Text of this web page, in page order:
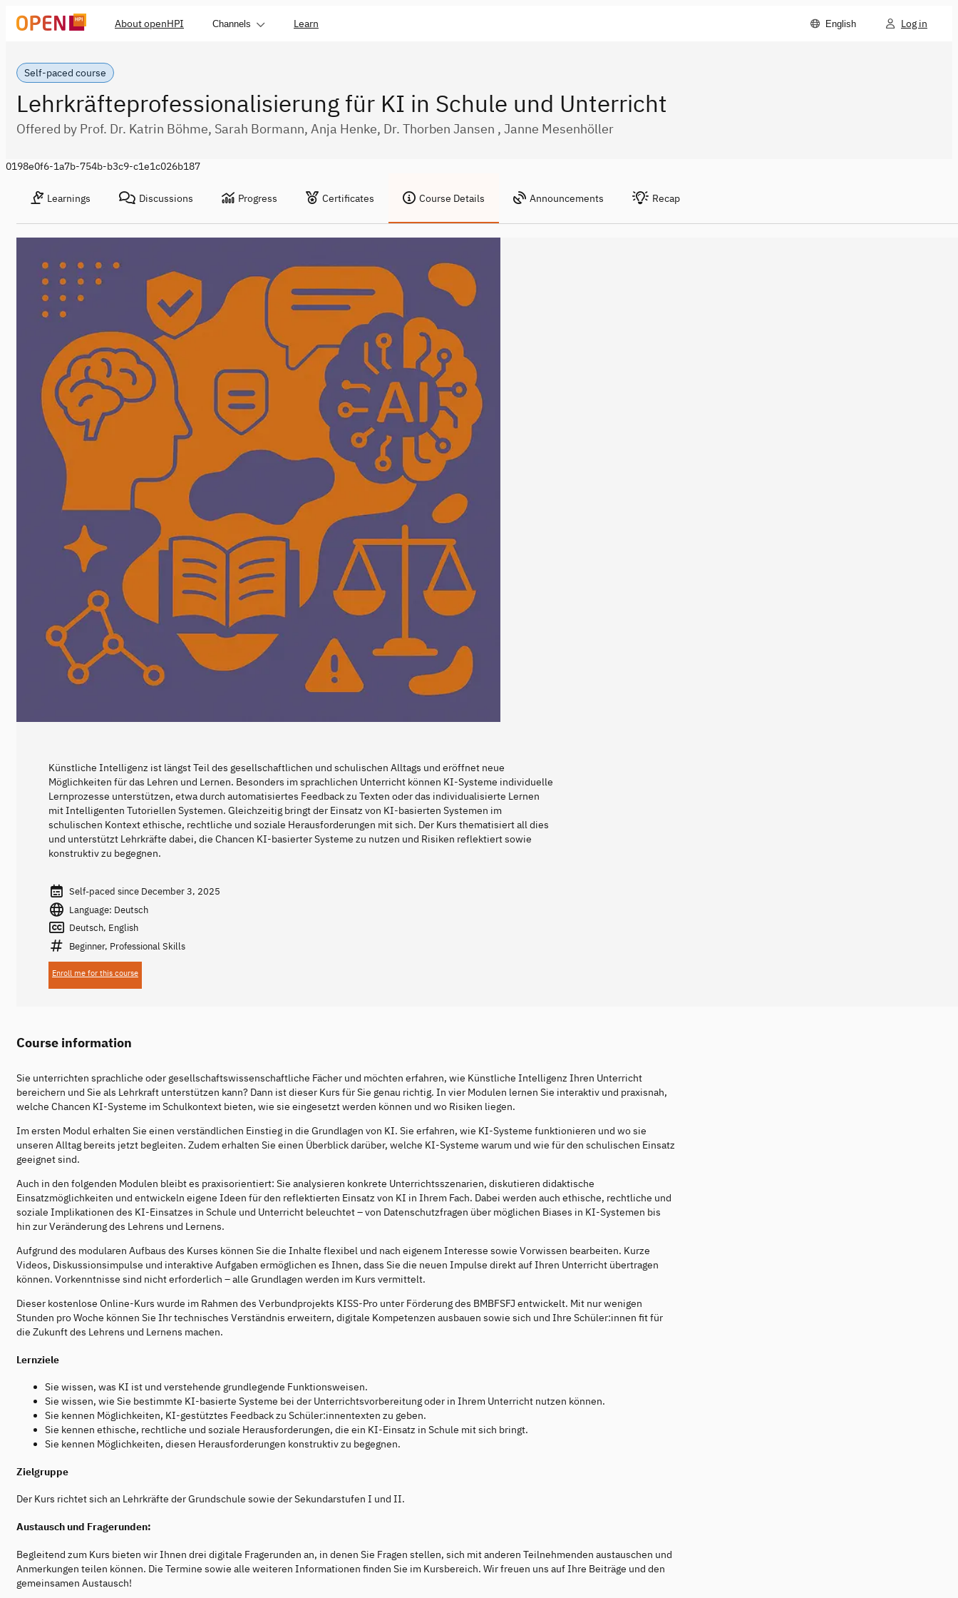
About openHPI Channels Learn English Log in
Self-paced course
Lehrkräfteprofessionalisierung für KI in Schule und Unterricht
Offered by Prof. Dr. Katrin Böhme, Sarah Bormann, Anja Henke, Dr. Thorben Jansen , Janne Mesenhöller
0198e0f6-1a7b-754b-b3c9-c1e1c026b187
Learnings Discussions Progress Certificates Course Details Announcements Recap
Künstliche Intelligenz ist längst Teil des gesellschaftlichen und schulischen Alltags und eröffnet neue
Möglichkeiten für das Lehren und Lernen. Besonders im sprachlichen Unterricht können KI-Systeme individuelle
Lernprozesse unterstützen, etwa durch automatisiertes Feedback zu Texten oder das individualisierte Lernen
mit Intelligenten Tutoriellen Systemen. Gleichzeitig bringt der Einsatz von KI-basierten Systemen im
schulischen Kontext ethische, rechtliche und soziale Herausforderungen mit sich. Der Kurs thematisiert all dies
und unterstützt Lehrkräfte dabei, die Chancen KI-basierter Systeme zu nutzen und Risiken reflektiert sowie
konstruktiv zu begegnen.
Self-paced since December 3, 2025
Language: Deutsch
Deutsch, English
Beginner, Professional Skills
Enroll me for this course
Course information
Sie unterrichten sprachliche oder gesellschaftswissenschaftliche Fächer und möchten erfahren, wie Künstliche Intelligenz Ihren Unterricht
bereichern und Sie als Lehrkraft unterstützen kann? Dann ist dieser Kurs für Sie genau richtig. In vier Modulen lernen Sie interaktiv und praxisnah,
welche Chancen KI-Systeme im Schulkontext bieten, wie sie eingesetzt werden können und wo Risiken liegen.
Im ersten Modul erhalten Sie einen verständlichen Einstieg in die Grundlagen von KI. Sie erfahren, wie KI-Systeme funktionieren und wo sie
unseren Alltag bereits jetzt begleiten. Zudem erhalten Sie einen Überblick darüber, welche KI-Systeme warum und wie für den schulischen Einsatz
geeignet sind.
Auch in den folgenden Modulen bleibt es praxisorientiert: Sie analysieren konkrete Unterrichtsszenarien, diskutieren didaktische
Einsatzmöglichkeiten und entwickeln eigene Ideen für den reflektierten Einsatz von KI in Ihrem Fach. Dabei werden auch ethische, rechtliche und
soziale Implikationen des KI-Einsatzes in Schule und Unterricht beleuchtet – von Datenschutzfragen über möglichen Biases in KI-Systemen bis
hin zur Veränderung des Lehrens und Lernens.
Aufgrund des modularen Aufbaus des Kurses können Sie die Inhalte flexibel und nach eigenem Interesse sowie Vorwissen bearbeiten. Kurze
Videos, Diskussionsimpulse und interaktive Aufgaben ermöglichen es Ihnen, dass Sie die neuen Impulse direkt auf Ihren Unterricht übertragen
können. Vorkenntnisse sind nicht erforderlich – alle Grundlagen werden im Kurs vermittelt.
Dieser kostenlose Online-Kurs wurde im Rahmen des Verbundprojekts KISS-Pro unter Förderung des BMBFSFJ entwickelt. Mit nur wenigen
Stunden pro Woche können Sie Ihr technisches Verständnis erweitern, digitale Kompetenzen ausbauen sowie sich und Ihre Schüler:innen fit für
die Zukunft des Lehrens und Lernens machen.
Lernziele
Sie wissen, was KI ist und verstehende grundlegende Funktionsweisen.
Sie wissen, wie Sie bestimmte KI-basierte Systeme bei der Unterrichtsvorbereitung oder in Ihrem Unterricht nutzen können.
Sie kennen Möglichkeiten, KI-gestütztes Feedback zu Schüler:innentexten zu geben.
Sie kennen ethische, rechtliche und soziale Herausforderungen, die ein KI-Einsatz in Schule mit sich bringt.
Sie kennen Möglichkeiten, diesen Herausforderungen konstruktiv zu begegnen.
Zielgruppe
Der Kurs richtet sich an Lehrkräfte der Grundschule sowie der Sekundarstufen I und II.
Austausch und Fragerunden:
Begleitend zum Kurs bieten wir Ihnen drei digitale Fragerunden an, in denen Sie Fragen stellen, sich mit anderen Teilnehmenden austauschen und
Anmerkungen teilen können. Die Termine sowie alle weiteren Informationen finden Sie im Kursbereich. Wir freuen uns auf Ihre Beiträge und den
gemeinsamen Austausch!